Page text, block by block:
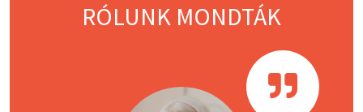
RÓLUNK MONDTÁK